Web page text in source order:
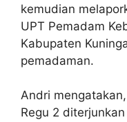
kemudian
UPT Pemadam
Kabupaten
pemadaman.
Andri
Regu 2